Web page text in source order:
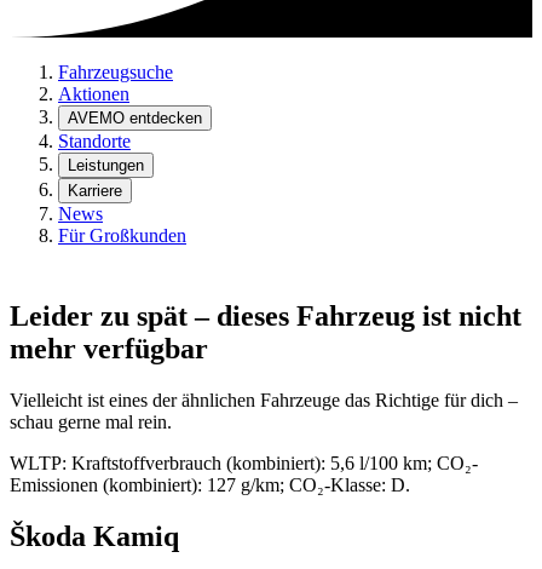
Fahrzeugsuche
Aktionen
AVEMO entdecken
Standorte
Leistungen
Karriere
News
Für Großkunden
Leider zu spät – dieses Fahrzeug ist nicht
mehr verfügbar
Vielleicht ist eines der ähnlichen Fahrzeuge das Richtige für dich –
schau gerne mal rein.
WLTP: Kraftstoffverbrauch (kombiniert): 5,6 l/100 km; CO₂-
Emissionen (kombiniert): 127 g/km; CO₂-Klasse: D.
Škoda Kamiq